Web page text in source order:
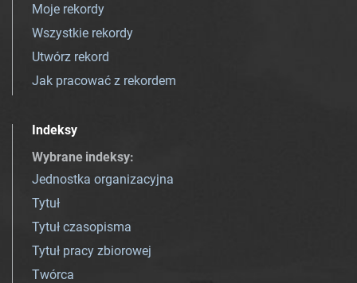
Moje rekordy
Wszystkie rekordy
Utwórz rekord
Jak pracować z rekordem
Indeksy
Wybrane indeksy:
Jednostka organizacyjna
Tytuł
Tytuł czasopisma
Tytuł pracy zbiorowej
Twórca